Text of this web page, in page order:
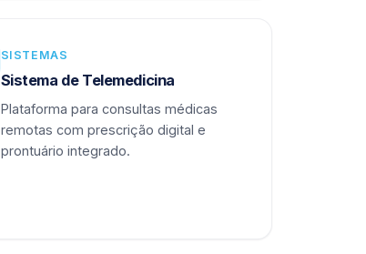
SISTEMAS
Sistema de Telemedicina
Plataforma para consultas médicas
remotas com prescrição digital e
prontuário integrado.